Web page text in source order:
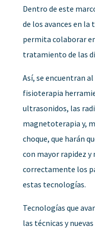
Dentro de este
de los avances en
permita colaborar
tratamiento de las
Así, se encuentran
fisioterapia
ultrasonidos, las
magnetoterapia y,
choque, que harán
con mayor rapidez
correctamente los
estas tecnologías.
Tecnologías que
las técnicas y